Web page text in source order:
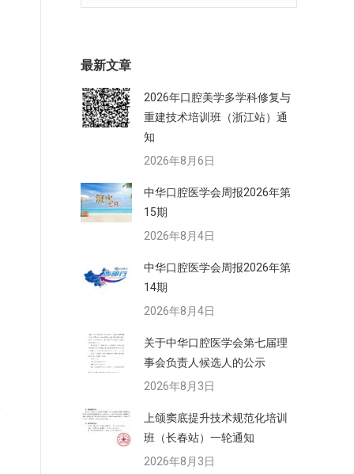
最新文章
2026年口腔美学多学科修复与
重建技术培训班（浙江站）通
知
2026年8月6日
中华口腔医学会周报2026年第
15期
2026年8月4日
中华口腔医学会周报2026年第
14期
2026年8月4日
关于中华口腔医学会第七届理
事会负责人候选人的公示
2026年8月3日
上颌窦底提升技术规范化培训
班（长春站）一轮通知
2026年8月3日